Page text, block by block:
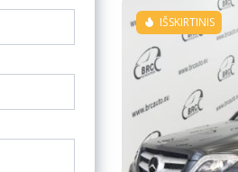
IŠSKIRTINIS